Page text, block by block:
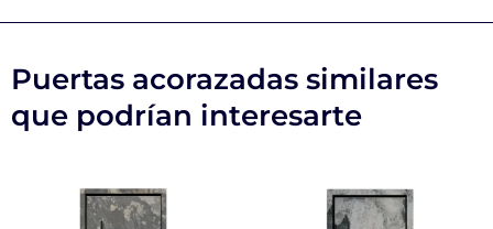
Puertas acorazadas similares
que podrían interesarte